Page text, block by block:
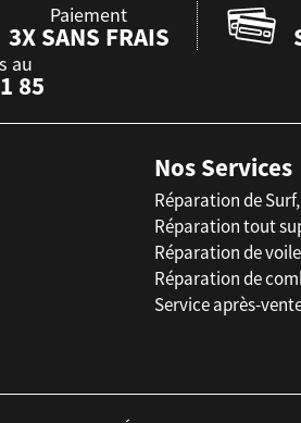
Paiement
3X SANS FRAIS
au
85
Nos Services
Réparation de
Réparation tout
Réparation de
Réparation de
Service après-